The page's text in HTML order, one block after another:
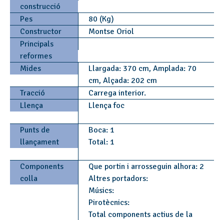
construcció
Pes
80 (Kg)
Constructor
Montse Oriol
Principals
reformes
Mides
Llargada: 370 cm, Amplada: 70
cm, Alçada: 202 cm
Tracció
Carrega interior.
Llença
Llença foc
Punts de
llançament
Boca: 1
Total: 1
Components
colla
Que portin i arrosseguin alhora: 2
Altres portadors:
Músics:
Pirotècnics:
Total components actius de la